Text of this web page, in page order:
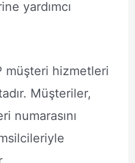
yardımcı
müşteri hizmetleri
Müşteriler,
numarasını